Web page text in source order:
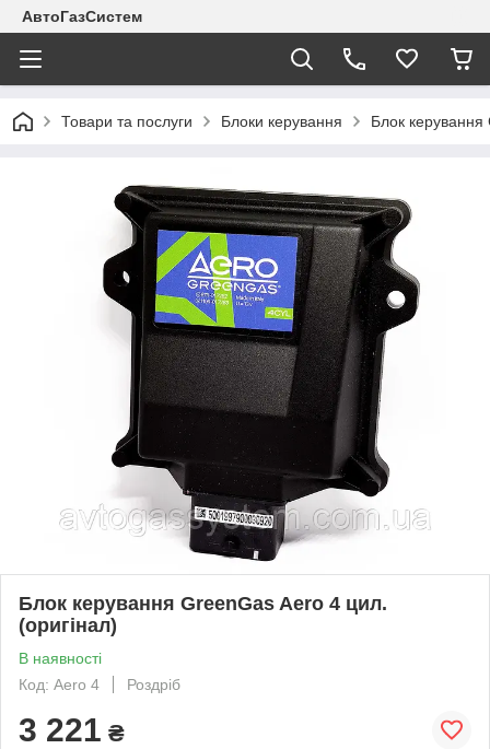
АвтоГазСистем
Товари та послуги Блоки керування Блок керування
Блок керування GreenGas Aero 4 цил.
(оригінал)
В наявності
Код: Aero 4
Роздріб
3 221 ₴